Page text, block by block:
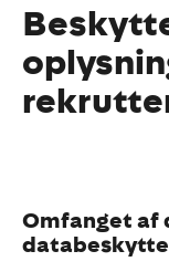
Omfanget af